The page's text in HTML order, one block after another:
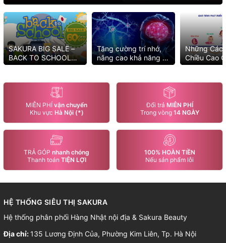
SAKURA BIG SALE –
BACK TO SCHOOL
2025 MUA NGAY KẺO
Tăng cường trí nhớ,
nâng cao khả năng tư
duy với những cách
Những
Chiều Cao
Tốt Nhất
MIỄN PHÍ vận chuyển
Khu vực Hà Nội (*)
Đổi trả MIỄN PHÍ
Trong vòng 14 NGÀY
TRẢ GÓP nhanh chóng
Thanh toán TIỆN LỢI
100% HOÀN TIỀN
Nếu sản phẩm lỗi
HỆ THỐNG SIÊU THỊ SAKURA
Hệ thống phân phối Hàng Nhật nội địa & Sakura Beauty
Địa chỉ: 135 Lương Định Của, Phường Kim Liên, Tp. Hà Nội